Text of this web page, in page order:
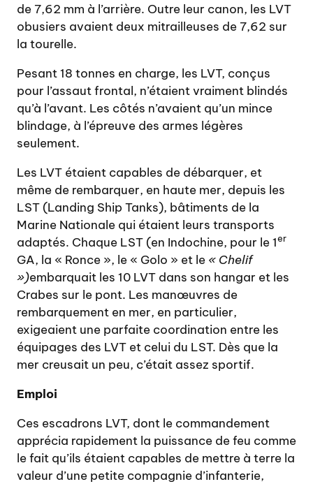
de 7,62 mm à l’arrière. Outre leur canon, les LVT
obusiers avaient deux mitrailleuses de 7,62 sur
la tourelle.
Pesant 18 tonnes en charge, les LVT, conçus
pour l’assaut frontal, n’étaient vraiment blindés
qu’à l’avant. Les côtés n’avaient qu’un mince
blindage, à l’épreuve des armes légères
seulement.
Les LVT étaient capables de débarquer, et
même de rembarquer, en haute mer, depuis les
LST (Landing Ship Tanks), bâtiments de la
Marine Nationale qui étaient leurs transports
adaptés. Chaque LST (en Indochine, pour le 1er
GA, la « Ronce », le « Golo » et le « Chelif
»)embarquait les 10 LVT dans son hangar et les
Crabes sur le pont. Les manœuvres de
rembarquement en mer, en particulier,
exigeaient une parfaite coordination entre les
équipages des LVT et celui du LST. Dès que la
mer creusait un peu, c’était assez sportif.
Emploi
Ces escadrons LVT, dont le commandement
apprécia rapidement la puissance de feu comme
le fait qu’ils étaient capables de mettre à terre la
valeur d’une petite compagnie d’infanterie,